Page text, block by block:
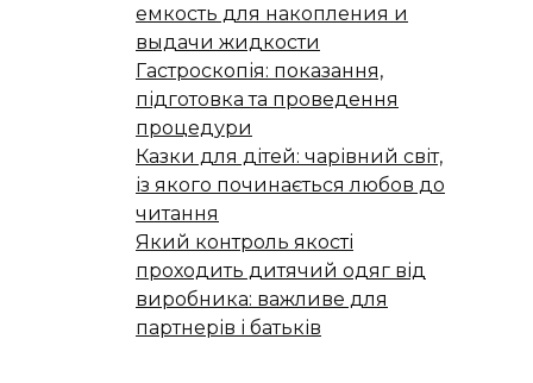
емкость для накопления и
выдачи жидкости
Гастроскопія: показання,
підготовка та проведення
процедури
Казки для дітей: чарівний світ,
із якого починається любов до
читання
Який контроль якості
проходить дитячий одяг від
виробника: важливе для
партнерів і батьків